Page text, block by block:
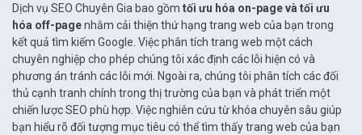
Dịch vụ SEO Chuyên Gia bao gồm tối ưu hóa on-page và tối ưu
hóa off-pagenhằm cải thiện thứ hạng trang web của bạn trong
kết quả tìm kiếm Google. Việc phân tích trang web một cách
chuyên nghiệp cho phép chúng tôi xác định các lỗi hiện có và
phương án tránh các lỗi mới. Ngoài ra, chúng tôi phân tích các đối
thủ cạnh tranh chính trong thị trường của bạn và phát triển một
chiến lược SEO phù hợp. Việc nghiên cứu từ khóa chuyên sâu giúp
bạn hiểu rõ đối tượng mục tiêu có thể tìm thấy trang web của bạn